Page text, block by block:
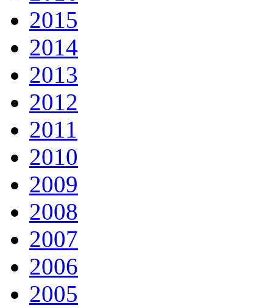
2015
2014
2013
2012
2011
2010
2009
2008
2007
2006
2005